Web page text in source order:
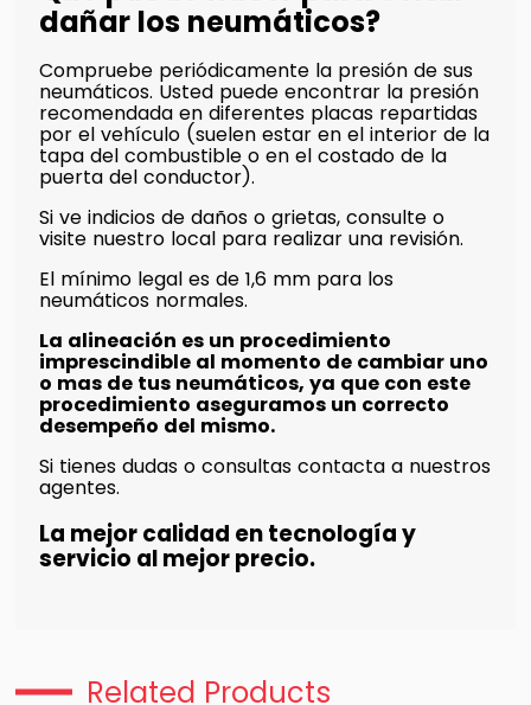
dañar los neumáticos?
Compruebe periódicamente la presión de sus
neumáticos. Usted puede encontrar la presión
recomendada en diferentes placas repartidas
por el vehículo (suelen estar en el interior de la
tapa del combustible o en el costado de la
puerta del conductor).
Si ve indicios de daños o grietas, consulte o
visite nuestro local para realizar una revisión.
El mínimo legal es de 1,6 mm para los
neumáticos normales.
La alineación es un procedimiento
imprescindible al momento de cambiar uno
o mas de tus neumáticos, ya que con este
procedimiento aseguramos un correcto
desempeño del mismo.
Si tienes dudas o consultas contacta a nuestros
agentes.
La mejor calidad en tecnología y
servicio al mejor precio.
Related Products